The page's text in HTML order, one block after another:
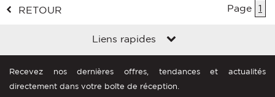
RETOUR Page 1
Liens rapides
Recevez nos dernières offres, tendances et actualités
directement dans votre boîte de réception.